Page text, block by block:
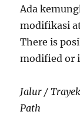
Ada
modifikasi
There is
modified or
Jalur / Trayek
Path